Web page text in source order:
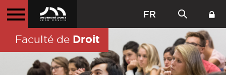
FR
Faculté de Droit